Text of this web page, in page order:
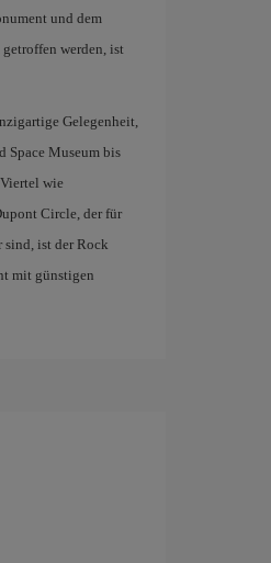
und dem
werden, ist
Gelegenheit,
Space Museum bis
wie
Circle, der für
sind, ist der Rock
mit günstigen